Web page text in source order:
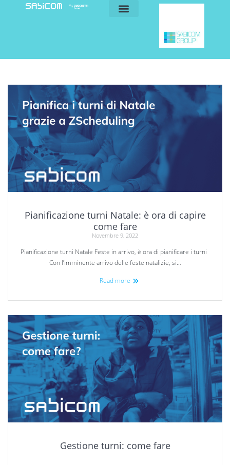
Pianificazione turni Natale: è ora di capire
come fare
Novembre 9, 2022
Pianificazione turni Natale Feste in arrivo, è ora di pianificare i turni
Con l’imminente arrivo delle feste natalizie, si…
Read more
Gestione turni: come fare